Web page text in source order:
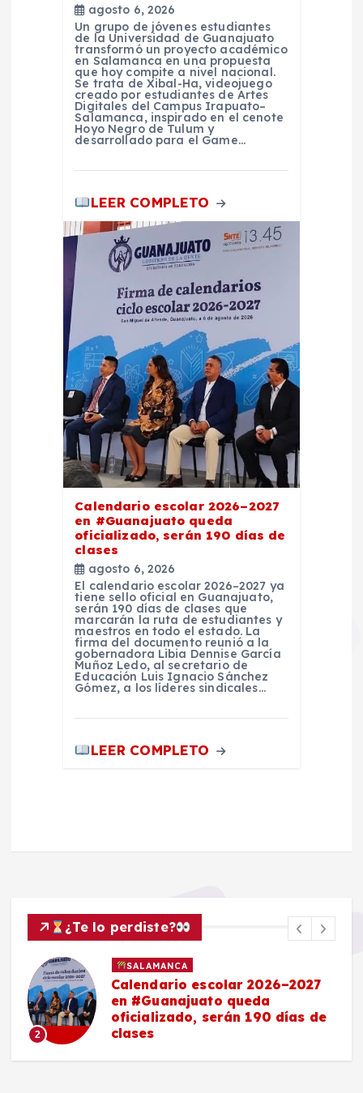
agosto 6, 2026
Un grupo de jóvenes estudiantes
de la Universidad de Guanajuato
transformó un proyecto académico
en Salamanca en una propuesta
que hoy compite a nivel nacional.
Se trata de Xibal-Ha, videojuego
creado por estudiantes de Artes
Digitales del Campus Irapuato–
Salamanca, inspirado en el cenote
Hoyo Negro de Tulum y
desarrollado para el Game…
LEER COMPLETO
Calendario escolar 2026–2027
en #Guanajuato queda
oficializado, serán 190 días de
clases
agosto 6, 2026
El calendario escolar 2026–2027 ya
tiene sello oficial en Guanajuato,
serán 190 días de clases que
marcarán la ruta de estudiantes y
maestros en todo el estado. La
firma del documento reunió a la
gobernadora Libia Dennise García
Muñoz Ledo, al secretario de
Educación Luis Ignacio Sánchez
Gómez, a los líderes sindicales…
LEER COMPLETO
¿Te lo perdiste?
2
SALAMANCA
Calendario escolar 2026–2027
en #Guanajuato queda
oficializado, serán 190 días de
clases